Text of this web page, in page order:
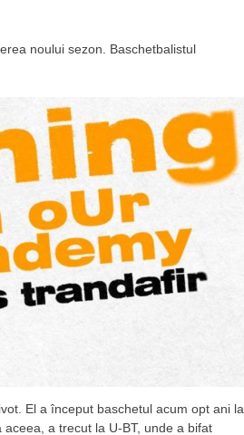
noului sezon. Baschetbalistul
El a început baschetul acum opt ani la
a trecut la U-BT, unde a bifat